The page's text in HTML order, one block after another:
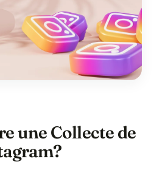
une Collecte de